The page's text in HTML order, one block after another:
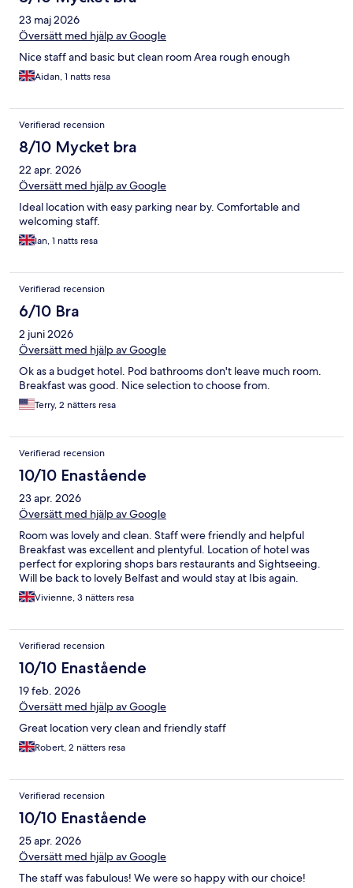
23 maj 2026
Översätt med hjälp av Google
Nice staff and basic but clean room Area rough enough
Aidan, 1 natts resa
Verifierad recension
8/10 Mycket bra
22 apr. 2026
Översätt med hjälp av Google
Ideal location with easy parking near by. Comfortable and
welcoming staff.
Ian, 1 natts resa
Verifierad recension
6/10 Bra
2 juni 2026
Översätt med hjälp av Google
Ok as a budget hotel. Pod bathrooms don't leave much room.
Breakfast was good. Nice selection to choose from.
Terry, 2 nätters resa
Verifierad recension
10/10 Enastående
23 apr. 2026
Översätt med hjälp av Google
Room was lovely and clean. Staff were friendly and helpful
Breakfast was excellent and plentyful. Location of hotel was
perfect for exploring shops bars restaurants and Sightseeing.
Will be back to lovely Belfast and would stay at Ibis again.
Vivienne, 3 nätters resa
Verifierad recension
10/10 Enastående
19 feb. 2026
Översätt med hjälp av Google
Great location very clean and friendly staff
Robert, 2 nätters resa
Verifierad recension
10/10 Enastående
25 apr. 2026
Översätt med hjälp av Google
The staff was fabulous! We were so happy with our choice!